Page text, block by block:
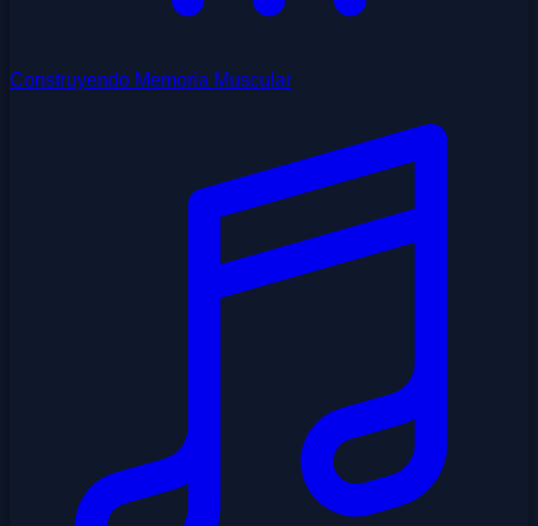
Construyendo Memoria Muscular